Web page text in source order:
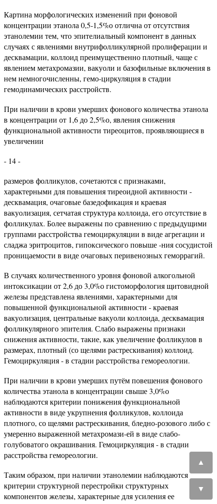
Картина морфологических изменений при фоновой
концентрации этанола 0,5-1,5%о отлична от отсутствия
этанолемии тем, что эпителиальный компонент в данных
случаях с явлениями внутрифолликулярной пролиферации и
десквамации, коллоид преимущественно плотный, чаще с
явлением метахромазии, вакуоли и базофильные включения в
нем немногочисленны, гемо-циркуляция в стадии
гемодинамических расстройств.
При наличии в крови умерших фонового количества этанола
в концентрации от 1,6 до 2,5%о, явления снижения
функциональной активности тиреоцитов, проявляющиеся в
увеличении
- 14 -
размеров фолликулов, сочетаются с признаками,
характерными для повышения тиреоидной активности -
десквамация, очаговые базедофикация и краевая
вакуолизация, сетчатая структура коллоида, его отсутствие в
фолликулах. Более выражены по сравнению с предыдущими
группами расстройства гемоциркуляции в виде агрегации и
сладжа эритроцитов, гипоксического повыше -ния сосудистой
проницаемости в виде очаговых перивенозных геморрагий.
В случаях количественного уровня фоновой алкогольной
интоксикации от 2,6 до 3,0%о гистоморфология щитовидной
железы представлена явлениями, характерными для
повышенной функциональной активности - краевая
вакуолизация, центральные вакуоли коллоида, десквамация
фолликулярного эпителия. Слабо выражены признаки
снижения активности, такие, как увеличение фолликулов в
размерах, плотный (со щелями растрескивания) коллоид.
Гемоциркуляция - в стадии расстройства гемореологии.
При наличии в крови умерших путём повешения фонового
количества этанола в концентрации свыше 3,0%о
наблюдаются критерии понижения функциональной
активности в виде укрупнения фолликулов, коллоида
плотного, со щелями растрескивания, бледно-розового либо с
умеренно выраженной метахромази-ей в виде слабо-
голубоватого окрашивания. Гемоциркуляция - в стадии
расстройства гемореологии.
Таким образом, при наличии этанолемии наблюдаются
критерии структурной перестройки структурных
компонентов железы, характерные для усиления ее
▲
▼